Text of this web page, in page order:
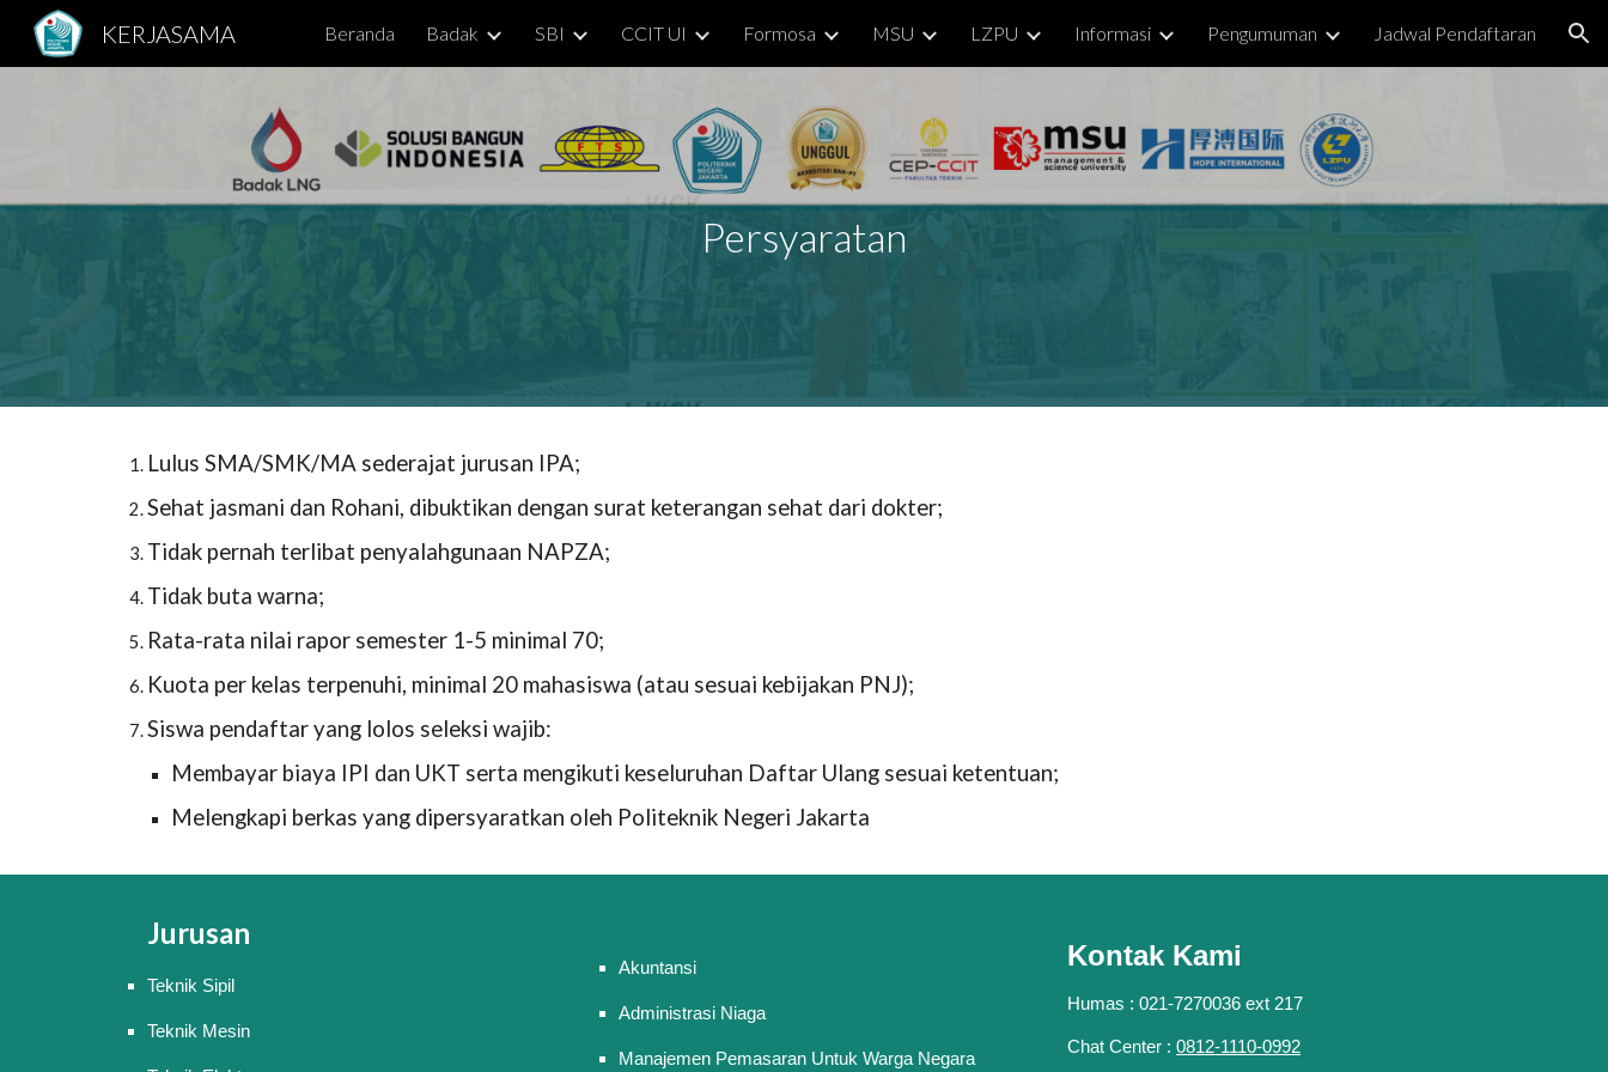
Skip to main content Skip to navigation
KERJASAMA Beranda Badak SBI CCIT UI Formosa MSU LZPU Informasi Pengumuman Jadwal Pendaftaran
Persyaratan
Lulus SMA/SMK/MA sederajat jurusan IPA;
Sehat jasmani dan Rohani, dibuktikan dengan surat keterangan sehat dari dokter;
Tidak pernah terlibat penyalahgunaan NAPZA;
Tidak buta warna;
Rata-rata nilai rapor semester 1-5 minimal 70;
Kuota per kelas terpenuhi, minimal 20 mahasiswa (atau sesuai kebijakan PNJ);
Siswa pendaftar yang lolos seleksi wajib:
Membayar biaya IPI dan UKT serta mengikuti keseluruhan Daftar Ulang sesuai ketentuan;
Melengkapi berkas yang dipersyaratkan oleh Politeknik Negeri Jakarta
Jurusan
Teknik Sipil
Teknik Mesin
Akuntansi
Administrasi Niaga
Manajemen Pemasaran Untuk Warga Negara
Kontak Kami
Humas : 021-7270036 ext 217
Chat Center : 0812-1110-0992